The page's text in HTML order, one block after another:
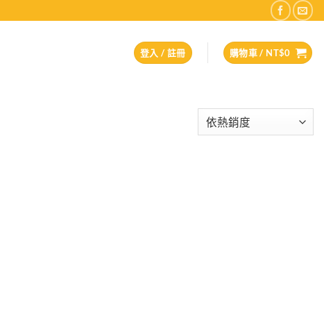
登入 / 註冊 購物車 / NT$0